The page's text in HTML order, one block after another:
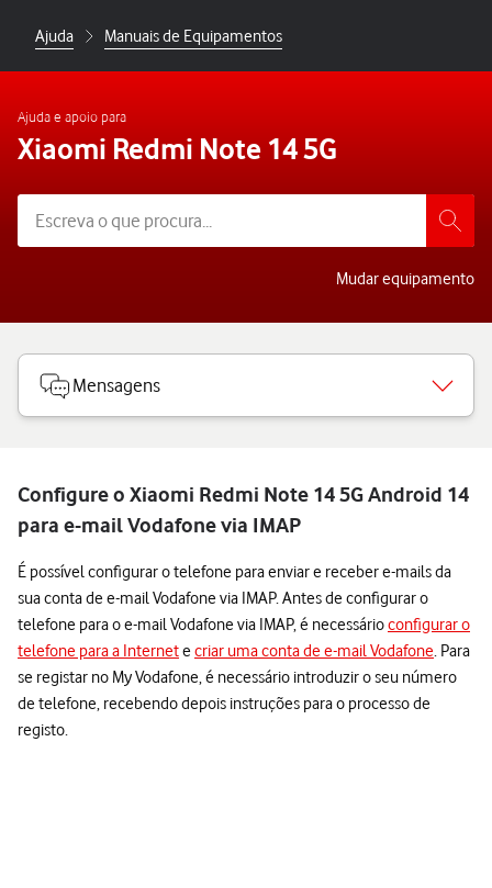
Ajuda Manuais de Equipamentos
Ajuda e apoio para
Xiaomi Redmi Note 14 5G
Mudar equipamento
Mensagens
Configure o Xiaomi Redmi Note 14 5G Android 14
para e-mail Vodafone via IMAP
É possível configurar o telefone para enviar e receber e-mails da
sua conta de e-mail Vodafone via IMAP. Antes de configurar o
telefone para o e-mail Vodafone via IMAP, é necessárioconfigurar o
telefone para a Internetecriar uma conta de e-mail Vodafone. Para
se registar no My Vodafone, é necessário introduzir o seu número
de telefone, recebendo depois instruções para o processo de
registo.